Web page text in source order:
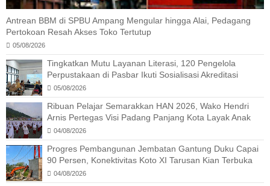
Antrean BBM di SPBU Ampang Mengular hingga Alai, Pedagang
Pertokoan Resah Akses Toko Tertutup
05/08/2026
Tingkatkan Mutu Layanan Literasi, 120 Pengelola
Perpustakaan di Pasbar Ikuti Sosialisasi Akreditasi
05/08/2026
Ribuan Pelajar Semarakkan HAN 2026, Wako Hendri
Arnis Pertegas Visi Padang Panjang Kota Layak Anak
04/08/2026
Progres Pembangunan Jembatan Gantung Duku Capai
90 Persen, Konektivitas Koto XI Tarusan Kian Terbuka
04/08/2026